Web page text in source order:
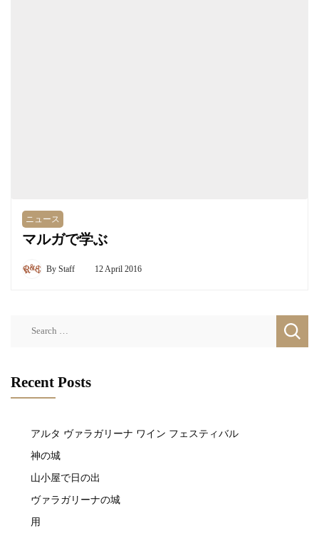
ニュース
マルガで学ぶ
By Staff 12 April 2016
Recent Posts
アルタ ヴァラガリーナ ワイン フェスティバル
神の城
山小屋で日の出
ヴァラガリーナの城
用